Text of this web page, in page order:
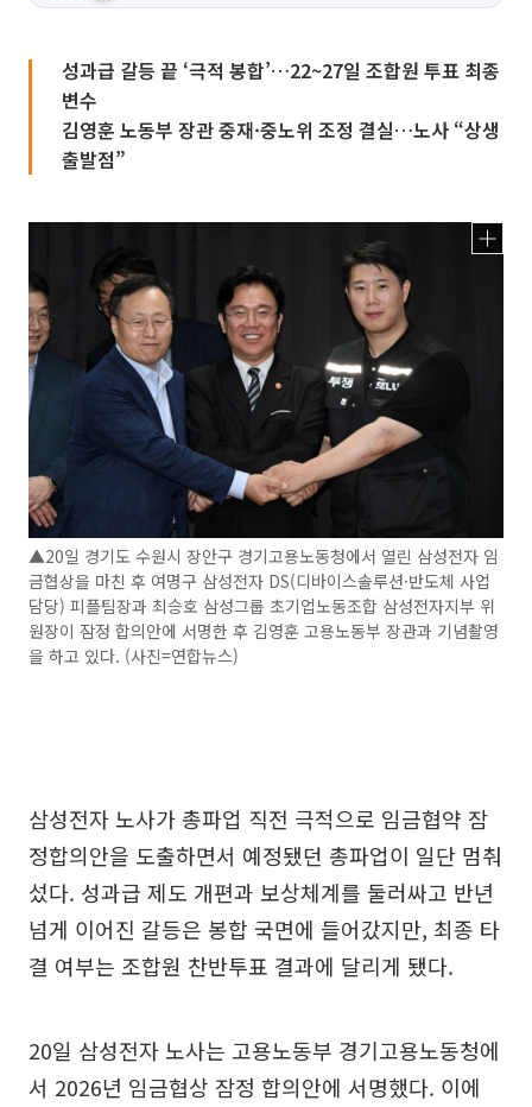
성과급 갈등 끝 ‘극적 봉합’…22~27일 조합원 투표 최종
변수
김영훈 노동부 장관 중재·중노위 조정 결실…노사 “상생
출발점”
▲20일 경기도 수원시 장안구 경기고용노동청에서 열린 삼성전자 임
금협상을 마친 후 여명구 삼성전자 DS(디바이스솔루션·반도체 사업
담당) 피플팀장과 최승호 삼성그룹 초기업노동조합 삼성전자지부 위
원장이 잠정 합의안에 서명한 후 김영훈 고용노동부 장관과 기념촬영
을 하고 있다. (사진=연합뉴스)
삼성전자 노사가 총파업 직전 극적으로 임금협약 잠
정합의안을 도출하면서 예정됐던 총파업이 일단 멈춰
섰다. 성과급 제도 개편과 보상체계를 둘러싸고 반년
넘게 이어진 갈등은 봉합 국면에 들어갔지만, 최종 타
결 여부는 조합원 찬반투표 결과에 달리게 됐다.
20일 삼성전자 노사는 고용노동부 경기고용노동청에
서 2026년 임금협상 잠정 합의안에 서명했다. 이에